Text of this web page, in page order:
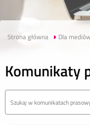
Strona główna Dla
Komunikaty